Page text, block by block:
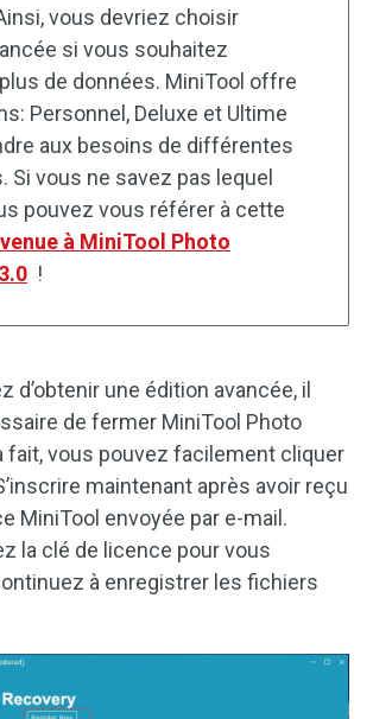
vous devriez choisir
si vous souhaitez
de données. MiniTool offre
Personnel, Deluxe et Ultime
aux besoins de différentes
Si vous ne savez pas lequel
pouvez vous référer à cette
à MiniTool Photo
!
d’obtenir une édition avancée, il
de fermer MiniTool Photo
fait, vous pouvez facilement cliquer
maintenant après avoir reçu
MiniTool envoyée par e-mail.
la clé de licence pour vous
à enregistrer les fichiers